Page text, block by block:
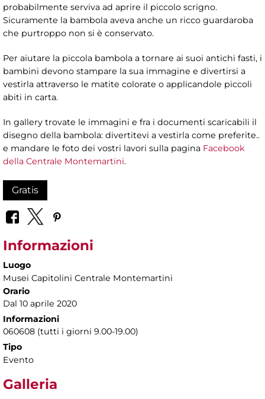
probabilmente serviva ad aprire il piccolo scrigno.
Sicuramente la bambola aveva anche un ricco guardaroba
che purtroppo non si è conservato.
Per aiutare la piccola bambola a tornare ai suoi antichi fasti, i
bambini devono stampare la sua immagine e divertirsi a
vestirla attraverso le matite colorate o applicandole piccoli
abiti in carta.
In gallery trovate le immagini e fra i documenti scaricabili il
disegno della bambola: divertitevi a vestirla come preferite..
e mandare le foto dei vostri lavori sulla pagina Facebook
della Centrale Montemartini.
Gratis
Informazioni
Luogo
Musei Capitolini Centrale Montemartini
Orario
Dal 10 aprile 2020
Informazioni
060608 (tutti i giorni 9.00-19.00)
Tipo
Evento
Galleria